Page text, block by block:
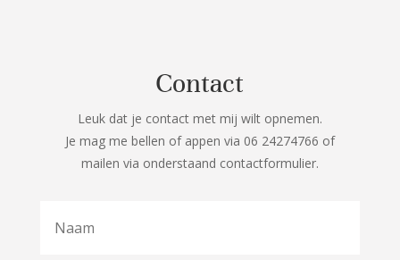
Contact
Leuk dat je contact met mij wilt opnemen.
Je mag me bellen of appen via 06 24274766 of
mailen via onderstaand contactformulier.